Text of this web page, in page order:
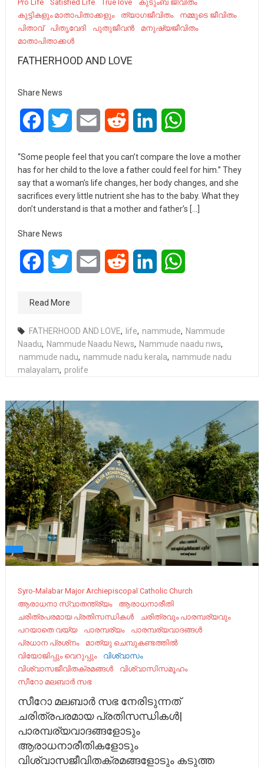
Pro Life Satisfied Life True love
കുടുംബ ജീവിതം
കുട്ടികളും മാതാപിതാക്കളും
ത്യാഗജീവിതം
നമ്മുടെ ജീവിതം
പിതാവ്
പിതൃവേദി പുതുജീവന്‍
മനുഷ്യജീവിതം
മാതാപിതാക്കൾ
FATHERHOOD AND LOVE
Share News
FacebookTwitter Email Reddit LinkedIn
“Some people feel that you can’t compare the love a mother
has for her child to the love a father could feel for him.” They
say that a woman’s life changes, her body changes, and she
sacrifices every little nutrient she has to the baby. What they
don’t understand is that a mother and father’s […]
Share News
FacebookTwitter Email Reddit LinkedIn
Read More
FATHERHOOD AND LOVE, life, nammude, Nammude
Naadu, Nammude Naadu News, Nammude naadu nws,
nammude nadu, nammude nadu kerala, nammude nadu
malayalam, prolife
Syro-Malabar Major Archiepiscopal Catholic Church
ആരാധനാ സ്വാതന്ത്ര്യം
ആരാധനാരീതി
ചരിത്രപരമായ പ്രതിസന്ധികൾ
ചരിത്രവും പാരമ്പര്യവും
പറയാതെ വയ്യ
പാരമ്പര്യം
പാരമ്പര്യവാദങ്ങൾ
പ്രധാന പ്രശ്‌നം
മാത്യു ചെമ്പുകണ്ടത്തിൽ
വിയോജിപ്പും വെറുപ്പും
വിശ്വാസം
വിശ്വാസജീവിതക്രമങ്ങൾ
വിശ്വാസിസമൂഹം
സീറോ മലബാർ സഭ
സീറോ മലബാർ സഭ നേരിടുന്നത്
ചരിത്രപരമായ പ്രതിസന്ധികൾ|
പാരമ്പര്യവാദങ്ങളോടും
ആരാധനാരീതികളോടും
വിശ്വാസജീവിതക്രമങ്ങളോടും കടുത്ത